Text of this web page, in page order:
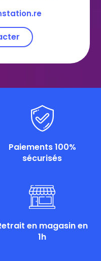
Paiements 100%
sécurisés
en magasin en
1h